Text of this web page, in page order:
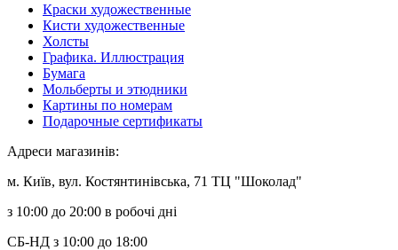
Краски художественные
Кисти художественные
Холсты
Графика. Иллюстрация
Бумага
Мольберты и этюдники
Картины по номерам
Подарочные сертификаты
Адреси магазинів:
м. Київ, вул. Костянтинівська, 71 ТЦ "Шоколад"
з 10:00 до 20:00 в робочі дні
СБ-НД з 10:00 до 18:00